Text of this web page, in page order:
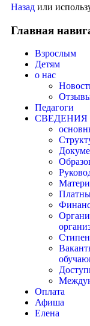
Назад или
Главная
Взрослым
Детям
о нас
Педагоги
СВЕДЕНИЯ
Оплата
Афиша
Елена